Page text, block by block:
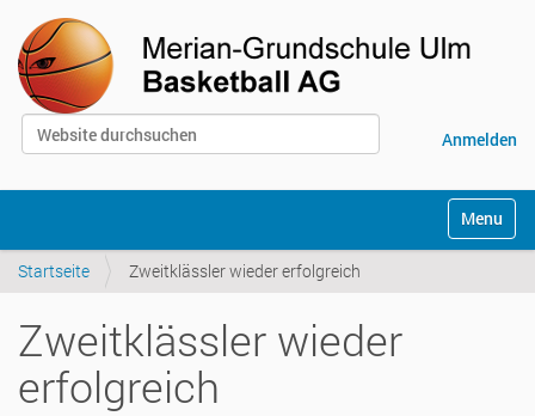
Website durchsuchen
Anmelden
k
Toggle
Startseite Zweitklässler wieder erfolgreich
Zweitklässler wieder
erfolgreich